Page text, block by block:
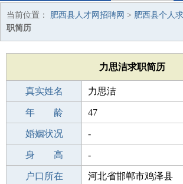
当前位置： 肥西县人才网招聘网 > 肥西县个人
职简历
力思洁求职简历
真实姓名 力思洁
性 别 女
年 龄 47
出生年月 1979-03-03
婚姻状况 -
学 历 职校/技校
身 高 -
毕业学校 职校/技校
户口所在 河北省邯郸市鸡泽县